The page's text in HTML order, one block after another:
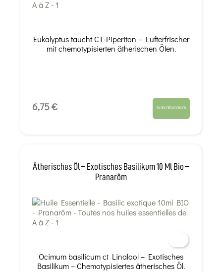
Eukalyptus taucht CT-Piperiton – Lufterfrischer
mit chemotypisierten ätherischen Ölen.
6,75 € In den Warenkorb
Ätherisches Öl – Exotisches Basilikum 10 Ml Bio –
Pranarôm
Ocimum basilicum ct Linalool – Exotisches
Basilikum – Chemotypisiertes ätherisches Öl.